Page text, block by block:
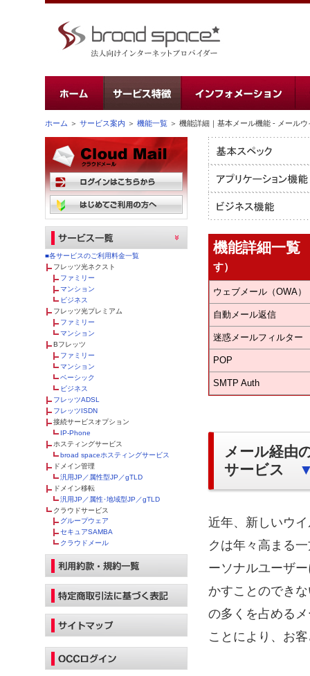
ホーム ＞ サービス案内 ＞ 機能一覧 ＞ 機能詳細｜基本メール機能 - メール
■各サービスのご利用料金一覧
フレッツ光ネクスト
ファミリー
マンション
ビジネス
フレッツ光プレミアム
ファミリー
マンション
Bフレッツ
ファミリー
マンション
ベーシック
ビジネス
フレッツADSL
フレッツISDN
接続サービスオプション
IP-Phone
ホスティングサービス
broad spaceホスティングサービス
ドメイン管理
汎用JP／属性型JP／gTLD
ドメイン移転
汎用JP／属性･地域型JP／gTLD
クラウドサービス
グループウェア
セキュアSAMBA
クラウドメール
機能詳細一
す）
ウェブメール（OWA）
自動メール返信
迷惑メールフィルター
POP
SMTP Auth
メール経由
サービス
近年、新しいウ
クは年々高まる
ーソナルユーザ
かすことのでき
の多くを占める
ことにより、お